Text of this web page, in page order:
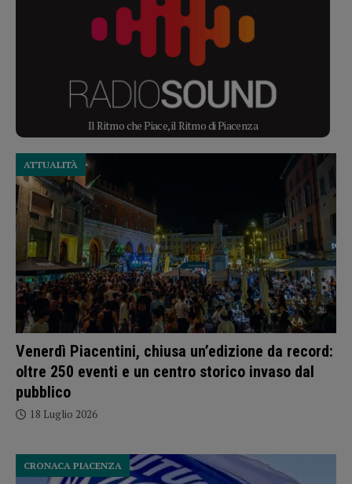
Il Ritmo che Piace, il Ritmo di Piacenza
Venerdì Piacentini, chiusa un’edizione da record:
oltre 250 eventi e un centro storico invaso dal
pubblico
ATTUALITÀ
18 Luglio 2026
CRONACA PIACENZA